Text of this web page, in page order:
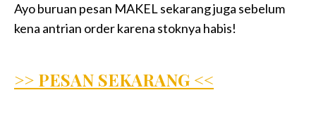
Ayo buruan pesan MAKEL sekarang juga sebelum
kena antrian order karena stoknya habis!
>> PESAN SEKARANG <<